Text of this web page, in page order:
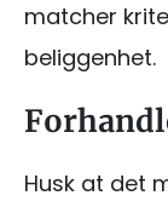
matcher
beliggenhet.
Husk at det